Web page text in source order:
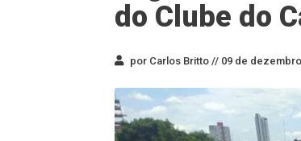
do Clube do
por Carlos Britto // 09 de